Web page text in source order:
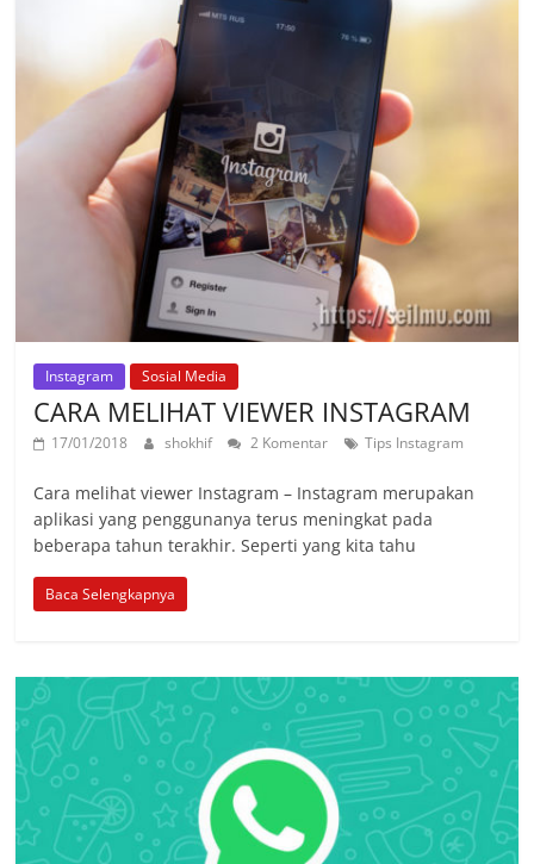
Instagram Sosial Media
CARA MELIHAT VIEWER INSTAGRAM
17/01/2018 shokhif 2 Komentar Tips Instagram
Cara melihat viewer Instagram – Instagram merupakan
aplikasi yang penggunanya terus meningkat pada
beberapa tahun terakhir. Seperti yang kita tahu
Baca Selengkapnya